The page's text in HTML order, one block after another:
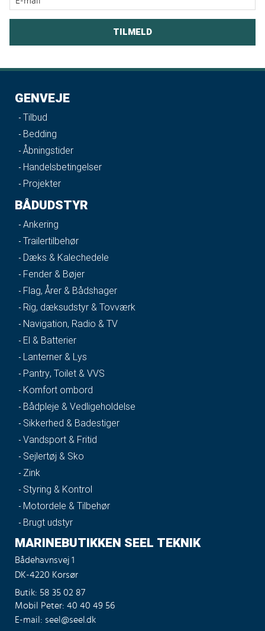
GENVEJE
Tilbud
Bedding
Åbningstider
Handelsbetingelser
Projekter
BÅDUDSTYR
Ankering
Trailertilbehør
Dæks & Kalechedele
Fender & Bøjer
Flag, Årer & Bådshager
Rig, dæksudstyr & Tovværk
Navigation, Radio & TV
El & Batterier
Lanterner & Lys
Pantry, Toilet & VVS
Komfort ombord
Bådpleje & Vedligeholdelse
Sikkerhed & Badestiger
Vandsport & Fritid
Sejlertøj & Sko
Zink
Styring & Kontrol
Motordele & Tilbehør
Brugt udstyr
MARINEBUTIKKEN SEEL TEKNIK
Bådehavnsvej 1
DK-4220 Korsør
Butik: 58 35 02 87
Mobil Peter: 40 40 49 56
E-mail: seel@seel.dk